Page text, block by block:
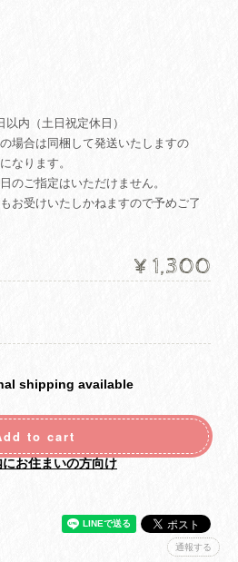
内（土日祝定休日）
場合は同梱して発送いたしますの
なります。
のご指定はいただけません。
お受けいたしかねますので予めご了
¥1,300
shipping available
to cart
にお住まいの方向け
通報する